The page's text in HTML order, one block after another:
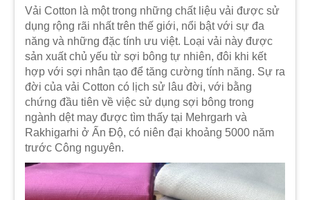
Vải Cotton là một trong những chất liệu vải được sử
dụng rộng rãi nhất trên thế giới, nổi bật với sự đa
năng và những đặc tính ưu việt. Loại vải này được
sản xuất chủ yếu từ sợi bông tự nhiên, đôi khi kết
hợp với sợi nhân tạo để tăng cường tính năng. Sự ra
đời của vải Cotton có lịch sử lâu đời, với bằng
chứng đầu tiên về việc sử dụng sợi bông trong
ngành dệt may được tìm thấy tại Mehrgarh và
Rakhigarhi ở Ấn Độ, có niên đại khoảng 5000 năm
trước Công nguyên.